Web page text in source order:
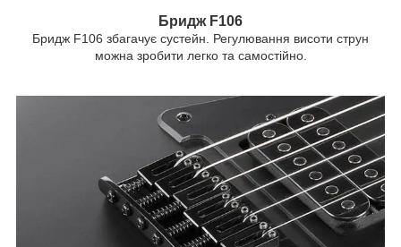
Бридж F106
Бридж F106 збагачує сустейн. Регулювання висоти струн
можна зробити легко та самостійно.